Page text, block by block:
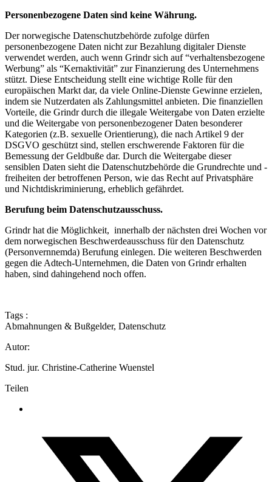
Personenbezogene Daten sind keine Währung.
Der norwegische Datenschutzbehörde zufolge dürfen
personenbezogene Daten nicht zur Bezahlung digitaler Dienste
verwendet werden, auch wenn Grindr sich auf “verhaltensbezogene
Werbung” als “Kernaktivität” zur Finanzierung des Unternehmens
stützt. Diese Entscheidung stellt eine wichtige Rolle für den
europäischen Markt dar, da viele Online-Dienste Gewinne erzielen,
indem sie Nutzerdaten als Zahlungsmittel anbieten. Die finanziellen
Vorteile, die Grindr durch die illegale Weitergabe von Daten erzielte
und die Weitergabe von personenbezogener Daten besonderer
Kategorien (z.B. sexuelle Orientierung), die nach Artikel 9 der
DSGVO geschützt sind, stellen erschwerende Faktoren für die
Bemessung der Geldbuße dar. Durch die Weitergabe dieser
sensiblen Daten sieht die Datenschutzbehörde die Grundrechte und -
freiheiten der betroffenen Person, wie das Recht auf Privatsphäre
und Nichtdiskriminierung, erheblich gefährdet.
Berufung beim Datenschutzausschuss.
Grindr hat die Möglichkeit, innerhalb der nächsten drei Wochen vor
dem norwegischen Beschwerdeausschuss für den Datenschutz
(Personvernnemda) Berufung einlegen. Die weiteren Beschwerden
gegen die Adtech-Unternehmen, die Daten von Grindr erhalten
haben, sind dahingehend noch offen.
Tags :
Abmahnungen & Bußgelder, Datenschutz
Autor:
Stud. jur. Christine-Catherine Wuenstel
Teilen